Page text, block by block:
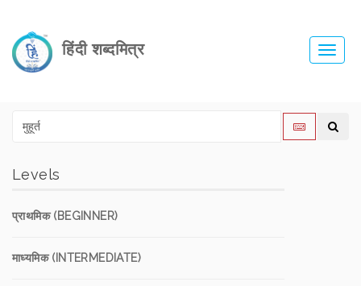
हिंदी शब्दमित्र
Levels
प्राथमिक (BEGINNER)
माध्यमिक (INTERMEDIATE)